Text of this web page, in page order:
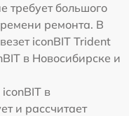
требует большого
ремонта. В
iconBIT Trident
в Новосибирске и
в
и рассчитает